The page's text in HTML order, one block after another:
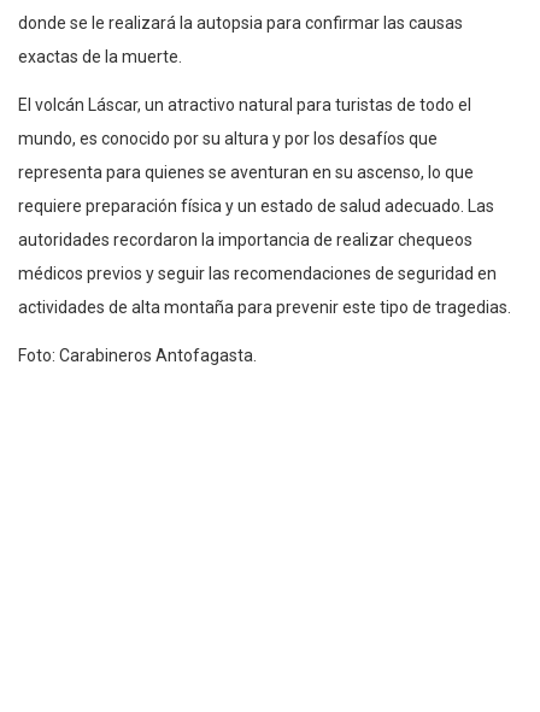
donde se le realizará la autopsia para confirmar las causas
exactas de la muerte.
El volcán Láscar, un atractivo natural para turistas de todo el
mundo, es conocido por su altura y por los desafíos que
representa para quienes se aventuran en su ascenso, lo que
requiere preparación física y un estado de salud adecuado. Las
autoridades recordaron la importancia de realizar chequeos
médicos previos y seguir las recomendaciones de seguridad en
actividades de alta montaña para prevenir este tipo de tragedias.
Foto: Carabineros Antofagasta.